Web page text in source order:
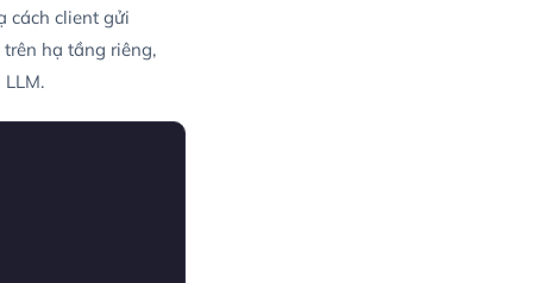
cách client gửi
hạ tầng riêng,